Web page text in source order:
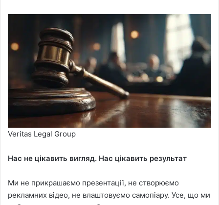
Veritas Legal Group
Нас не цікавить вигляд. Нас цікавить результат
Ми не прикрашаємо презентації, не створюємо
рекламних відео, не влаштовуємо самопіару. Усе, що ми